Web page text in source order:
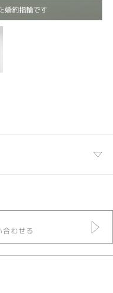
婚約指輪です
合わせる